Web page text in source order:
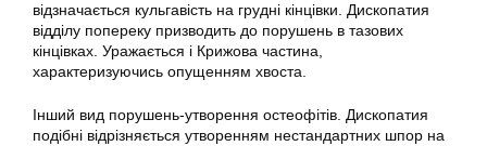
відзначається кульгавість на грудні кінцівки. Дископатия
відділу попереку призводить до порушень в тазових
кінцівках. Уражається і Крижова частина,
характеризуючись опущенням хвоста.
Інший вид порушень-утворення остеофітів. Дископатия
подібні відрізняється утворенням нестандартних шпор на